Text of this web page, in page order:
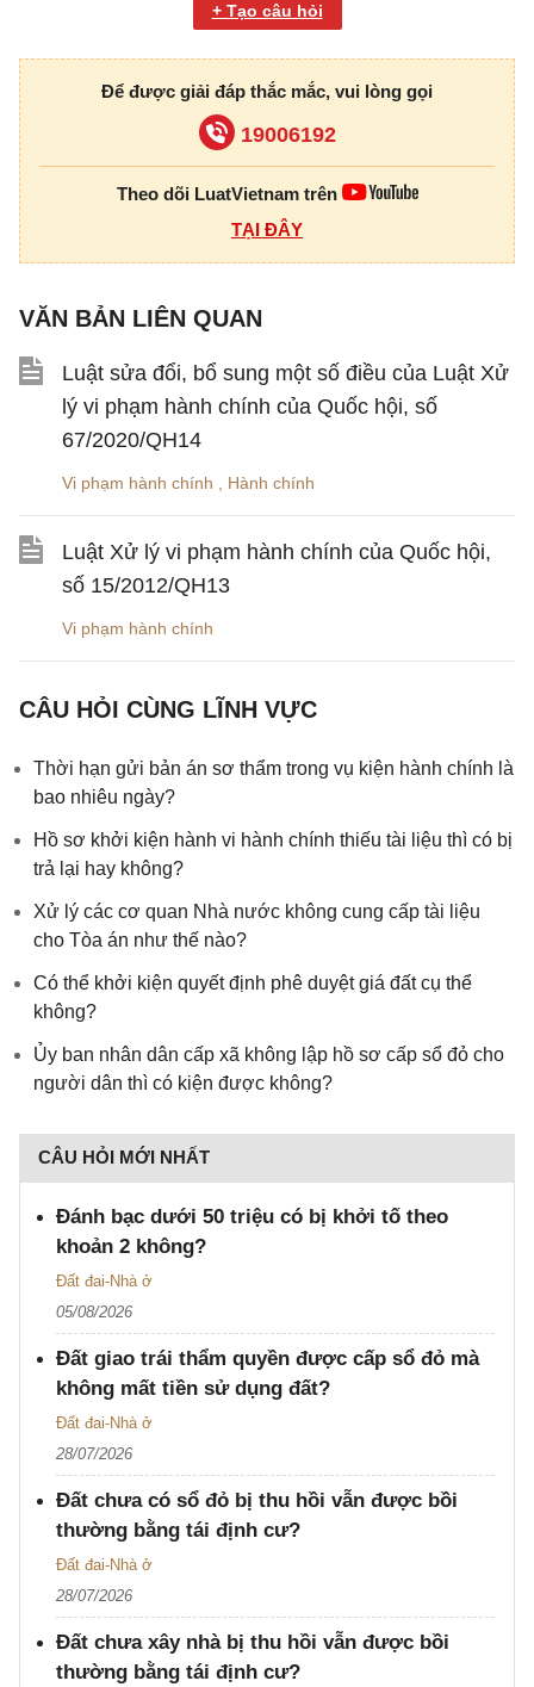
+ Tạo câu hỏi
Để được giải đáp thắc mắc, vui lòng gọi
19006192
Theo dõi LuatVietnam trên
TẠI ĐÂY
VĂN BẢN LIÊN QUAN
Luật sửa đổi, bổ sung một số điều của Luật Xử
lý vi phạm hành chính của Quốc hội, số
67/2020/QH14
Vi phạm hành chính , Hành chính
Luật Xử lý vi phạm hành chính của Quốc hội,
số 15/2012/QH13
Vi phạm hành chính
CÂU HỎI CÙNG LĨNH VỰC
Thời hạn gửi bản án sơ thẩm trong vụ kiện hành chính là
bao nhiêu ngày?
Hồ sơ khởi kiện hành vi hành chính thiếu tài liệu thì có bị
trả lại hay không?
Xử lý các cơ quan Nhà nước không cung cấp tài liệu
cho Tòa án như thế nào?
Có thể khởi kiện quyết định phê duyệt giá đất cụ thể
không?
Ủy ban nhân dân cấp xã không lập hồ sơ cấp sổ đỏ cho
người dân thì có kiện được không?
CÂU HỎI MỚI NHẤT
Đánh bạc dưới 50 triệu có bị khởi tố theo
khoản 2 không?
Đất đai-Nhà ở
05/08/2026
Đất giao trái thẩm quyền được cấp sổ đỏ mà
không mất tiền sử dụng đất?
Đất đai-Nhà ở
28/07/2026
Đất chưa có sổ đỏ bị thu hồi vẫn được bồi
thường bằng tái định cư?
Đất đai-Nhà ở
28/07/2026
Đất chưa xây nhà bị thu hồi vẫn được bồi
thường bằng tái định cư?